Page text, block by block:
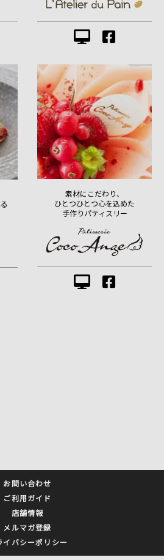
素材にこだわり、
ひとつひとつ心を込めた
手作りパティスリー
お問い合わせ
ご利用ガイド
店舗情報
メルマガ登録
イバシーポリシー